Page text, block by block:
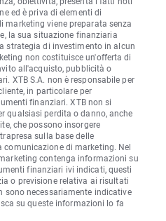
ed è priva di elementi di
marketing viene preparata senza
la sua situazione finanziaria
strategia di investimento in alcun
non costituisce un'offerta di
all'acquisto, pubblicità o
XTB S.A. non è responsabile per
in particolare per
finanziari. XTB non si
qualsiasi perdita o danno, anche
che possono insorgere
sulla base delle
di marketing. Nel
contenga informazioni su
finanziari ivi indicati, questi
o previsione relativa ai risultati
sono necessariamente indicative
su queste informazioni lo fa